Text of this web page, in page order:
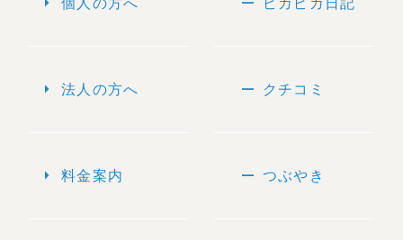
個人の方へ
arrow_right 法人の方へ
arrow_right 料金案内
ピカピカ日記
remove クチコミ
remove つぶやき